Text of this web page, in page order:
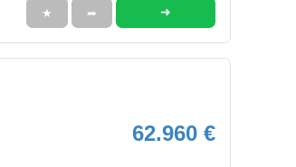
★ ➦ ➜
62.960 €